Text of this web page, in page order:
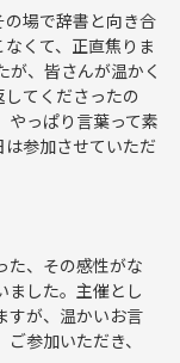
場で辞書と向き合
くて、正直焦りま
が、皆さんが温かく
てくださったの
やっぱり言葉って素
参加させていただ
た、その感性がな
ました。主催とし
すが、温かいお言
参加いただき、